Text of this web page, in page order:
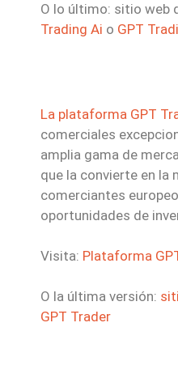
O lo último: sitio web
Trading Ai o GPT
La plataforma GPT
comerciales
amplia gama de
que la convierte en la
comerciantes
oportunidades de
Visita: Plataforma
O la última versión:
GPT Trader